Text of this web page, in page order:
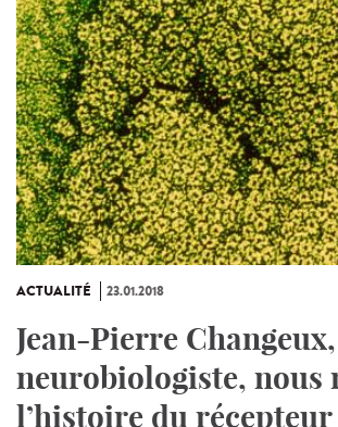
ACTUALITÉ 23.01.2018
Jean-Pierre Changeux,
neurobiologiste, nous
l’histoire du récepteur